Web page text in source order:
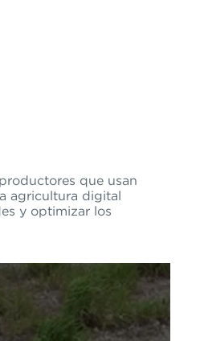
que usan
agricultura digital
y optimizar los